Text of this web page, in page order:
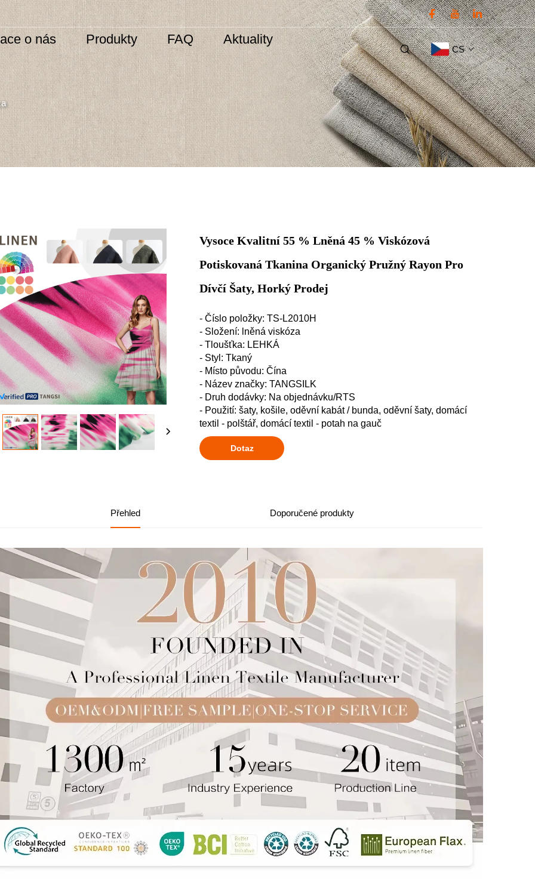
o nás Produkty FAQ
Aktuality
CS
Vysoce Kvalitní 55 % Lněná 45 % Viskózová
Potiskovaná Tkanina Organický Pružný Rayon Pro
Dívčí Šaty, Horký Prodej
- Číslo položky: TS-L2010H
- Složení: lněná viskóza
- Tloušťka: LEHKÁ
- Styl: Tkaný
- Místo původu: Čína
- Název značky: TANGSILK
- Druh dodávky: Na objednávku/RTS
- Použití: šaty, košile, oděvní kabát / bunda, oděvní šaty, domácí
textil - polštář, domácí textil - potah na gauč
Dotaz
Přehled Doporučené produkty